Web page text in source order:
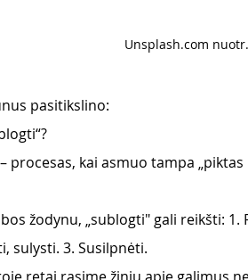
Unsplash.com nuotr.
pasitikslino:
procesas, kai asmuo tampa „piktas
žodynu, „sublogti" gali reikšti:
sulysti. 3. Susilpnėti.